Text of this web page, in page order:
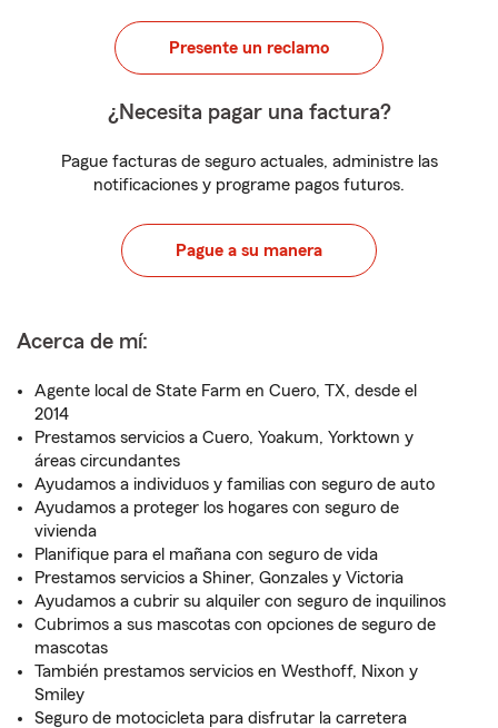
Presente un reclamo
¿Necesita pagar una factura?
Pague facturas de seguro actuales, administre las
notificaciones y programe pagos futuros.
Pague a su manera
Acerca de mí:
Agente local de State Farm en Cuero, TX, desde el
2014
Prestamos servicios a Cuero, Yoakum, Yorktown y
áreas circundantes
Ayudamos a individuos y familias con seguro de auto
Ayudamos a proteger los hogares con seguro de
vivienda
Planifique para el mañana con seguro de vida
Prestamos servicios a Shiner, Gonzales y Victoria
Ayudamos a cubrir su alquiler con seguro de inquilinos
Cubrimos a sus mascotas con opciones de seguro de
mascotas
También prestamos servicios en Westhoff, Nixon y
Smiley
Seguro de motocicleta para disfrutar la carretera